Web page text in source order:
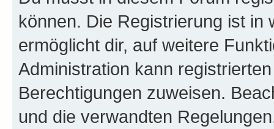
können. Die Registrierung ist in
ermöglicht dir, auf weitere
Administration kann
Berechtigungen zuweisen.
und die verwandten